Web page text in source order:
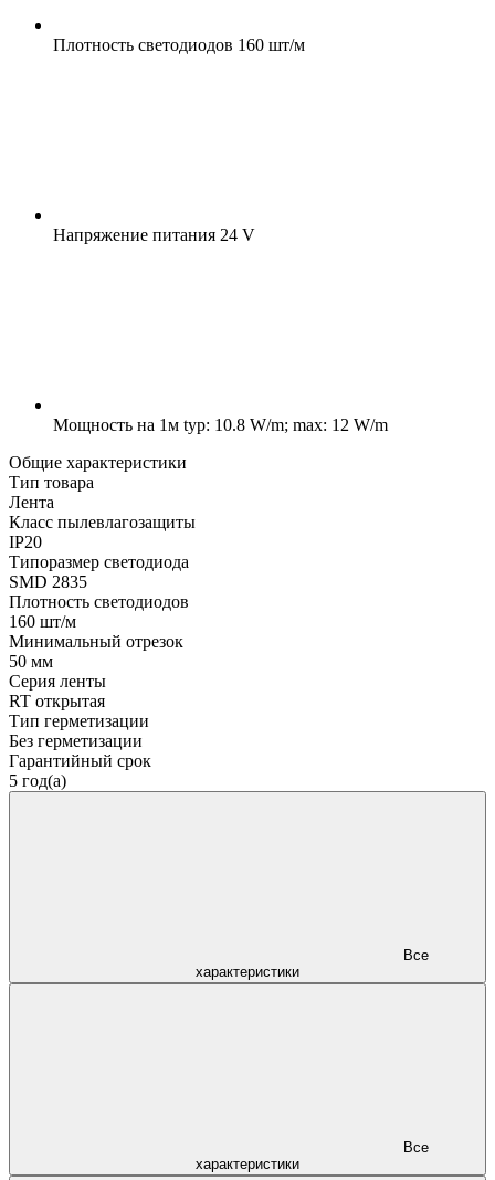
Плотность светодиодов 160 шт/м
Напряжение питания 24 V
Мощность на 1м typ: 10.8 W/m; max: 12 W/m
Общие характеристики
Тип товара
Лента
Класс пылевлагозащиты
IP20
Типоразмер светодиода
SMD 2835
Плотность светодиодов
160 шт/м
Минимальный отрезок
50 мм
Серия ленты
RT открытая
Тип герметизации
Без герметизации
Гарантийный срок
5 год(а)
характеристики
характеристики